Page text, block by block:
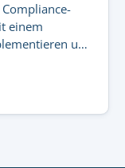
einem
und
Kontrolle